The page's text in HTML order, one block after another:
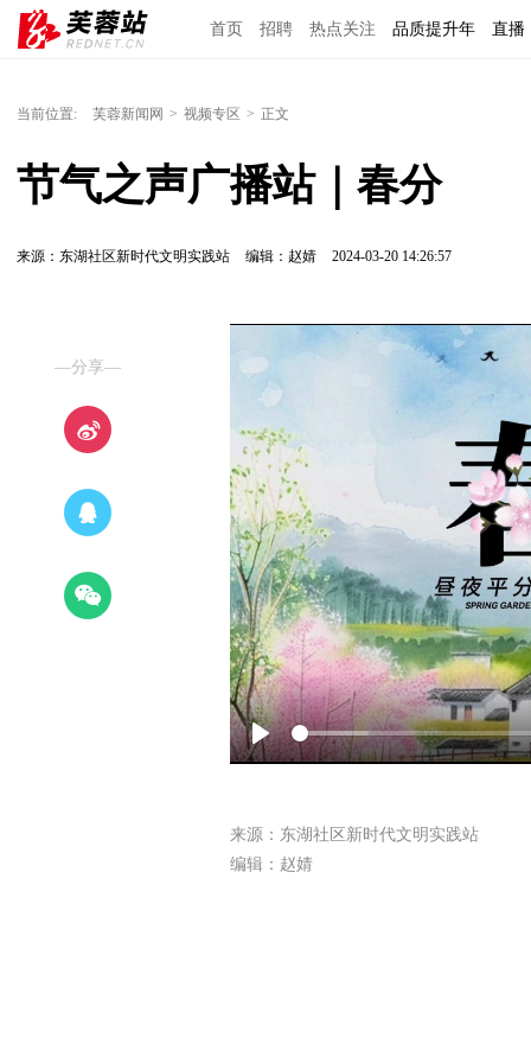
首页 招聘 热点关注 品质提升年 直播
当前位置: 芙蓉新闻网 > 视频专区 > 正文
节气之声广播站｜春分
来源：东湖社区新时代文明实践站 编辑：赵婧 2024-03-20 14:26:57
—分享—
Play
来源：东湖社区新时代文明实践站
编辑：赵婧